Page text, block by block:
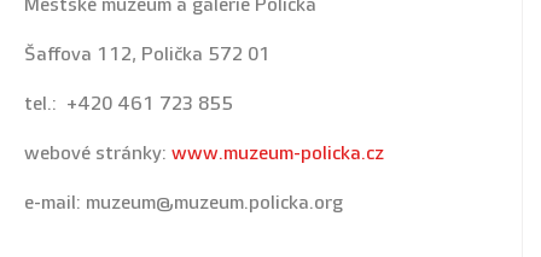
Městské muzeum a galerie Polička
Šaffova 112, Polička 572 01
tel.: +420 461 723 855
webové stránky: www.muzeum-policka.cz
e-mail: muzeum@muzeum.policka.org